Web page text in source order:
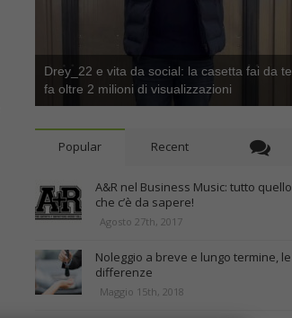
Drey_22 e vita da social: la casetta fai da te
fa oltre 2 milioni di visualizzazioni
Popular Recent
A&R nel Business Music: tutto quello
che c’è da sapere!
Agosto 27th, 2017
Noleggio a breve e lungo termine, le
differenze
Maggio 15th, 2018